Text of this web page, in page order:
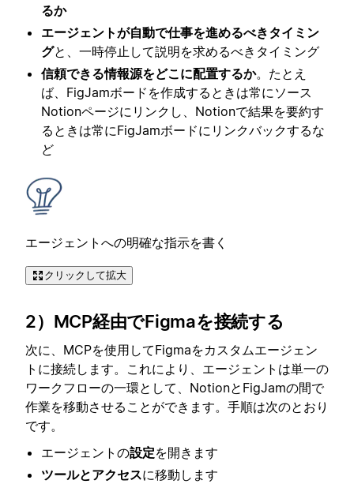
るか
エージェントが自動で仕事を進めるべきタイミン
グと、一時停止して説明を求めるべきタイミング
信頼できる情報源をどこに配置するか。たとえ
ば、FigJamボードを作成するときは常にソース
Notionページにリンクし、Notionで結果を要約す
るときは常にFigJamボードにリンクバックするな
ど
エージェントへの明確な指示を書く
クリックして拡大
2）MCP経由でFigmaを接続する
次に、MCPを使用してFigmaをカスタムエージェン
トに接続します。これにより、エージェントは単一の
ワークフローの一環として、NotionとFigJamの間で
作業を移動させることができます。手順は次のとおり
です。
エージェントの設定を開きます
ツールとアクセスに移動します